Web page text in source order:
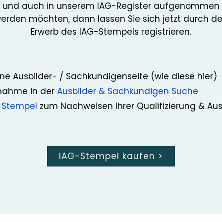
und auch in unserem IAG-Register aufgenommen
möchten, dann lassen Sie sich jetzt durch
Erwerb des IAG-Stempels registrieren.
Ausbilder- / Sachkundigenseite (wie diese hier)
in der Ausbilder & Sachkundigen Suche
zum Nachweisen Ihrer Qualifizierung &
IAG-Stempel kaufen >